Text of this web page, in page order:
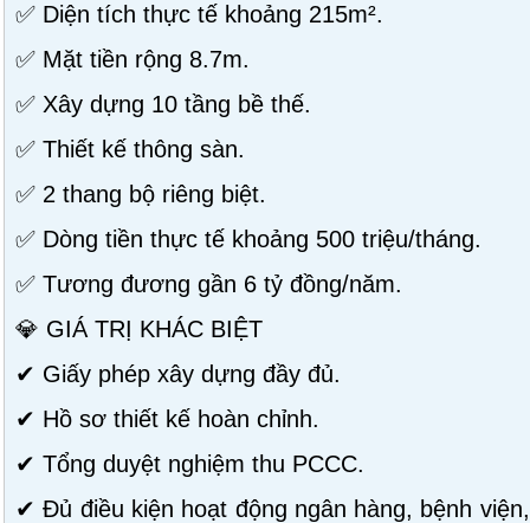
✅ Diện tích thực tế khoảng 215m².
✅ Mặt tiền rộng 8.7m.
✅ Xây dựng 10 tầng bề thế.
✅ Thiết kế thông sàn.
✅ 2 thang bộ riêng biệt.
✅ Dòng tiền thực tế khoảng 500 triệu/tháng.
✅ Tương đương gần 6 tỷ đồng/năm.
💎 GIÁ TRỊ KHÁC BIỆT
✔ Giấy phép xây dựng đầy đủ.
✔ Hồ sơ thiết kế hoàn chỉnh.
✔ Tổng duyệt nghiệm thu PCCC.
✔ Đủ điều kiện hoạt động ngân hàng, bệnh